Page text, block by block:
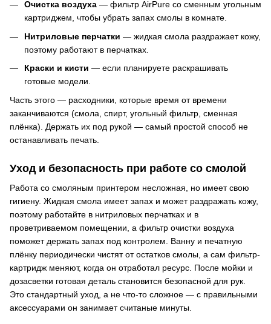
Очистка воздуха — фильтр AirPure со сменным угольным
картриджем, чтобы убрать запах смолы в комнате.
Нитриловые перчатки — жидкая смола раздражает кожу,
поэтому работают в перчатках.
Краски и кисти — если планируете раскрашивать
готовые модели.
Часть этого — расходники, которые время от времени
заканчиваются (смола, спирт, угольный фильтр, сменная
плёнка). Держать их под рукой — самый простой способ не
останавливать печать.
Уход и безопасность при работе со смолой
Работа со смоляным принтером несложная, но имеет свою
гигиену. Жидкая смола имеет запах и может раздражать кожу,
поэтому работайте в нитриловых перчатках и в
проветриваемом помещении, а фильтр очистки воздуха
поможет держать запах под контролем. Ванну и печатную
плёнку периодически чистят от остатков смолы, а сам фильтр-
картридж меняют, когда он отработал ресурс. После мойки и
дозасветки готовая деталь становится безопасной для рук.
Это стандартный уход, а не что-то сложное — с правильными
аксессуарами он занимает считаные минуты.